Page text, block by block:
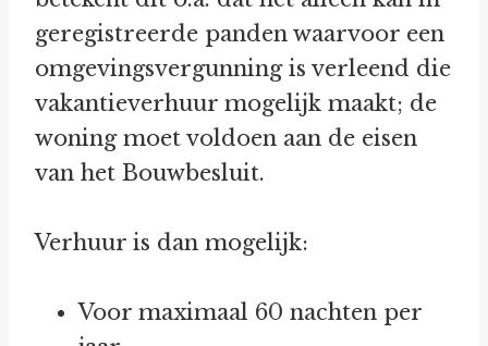
geregistreerde panden waarvoor een
omgevingsvergunning is verleend die
vakantieverhuur mogelijk maakt; de
woning moet voldoen aan de eisen
van het Bouwbesluit.
Verhuur is dan mogelijk:
Voor maximaal 60 nachten per